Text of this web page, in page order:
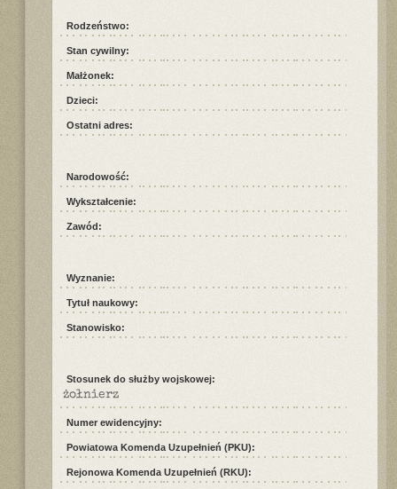
Rodzeństwo:
Stan cywilny:
Małżonek:
Dzieci:
Ostatni adres:
Narodowość:
Wykształcenie:
Zawód:
Wyznanie:
Tytuł naukowy:
Stanowisko:
Stosunek do służby wojskowej:
żołnierz
Numer ewidencyjny:
Powiatowa Komenda Uzupełnień (PKU):
Rejonowa Komenda Uzupełnień (RKU):